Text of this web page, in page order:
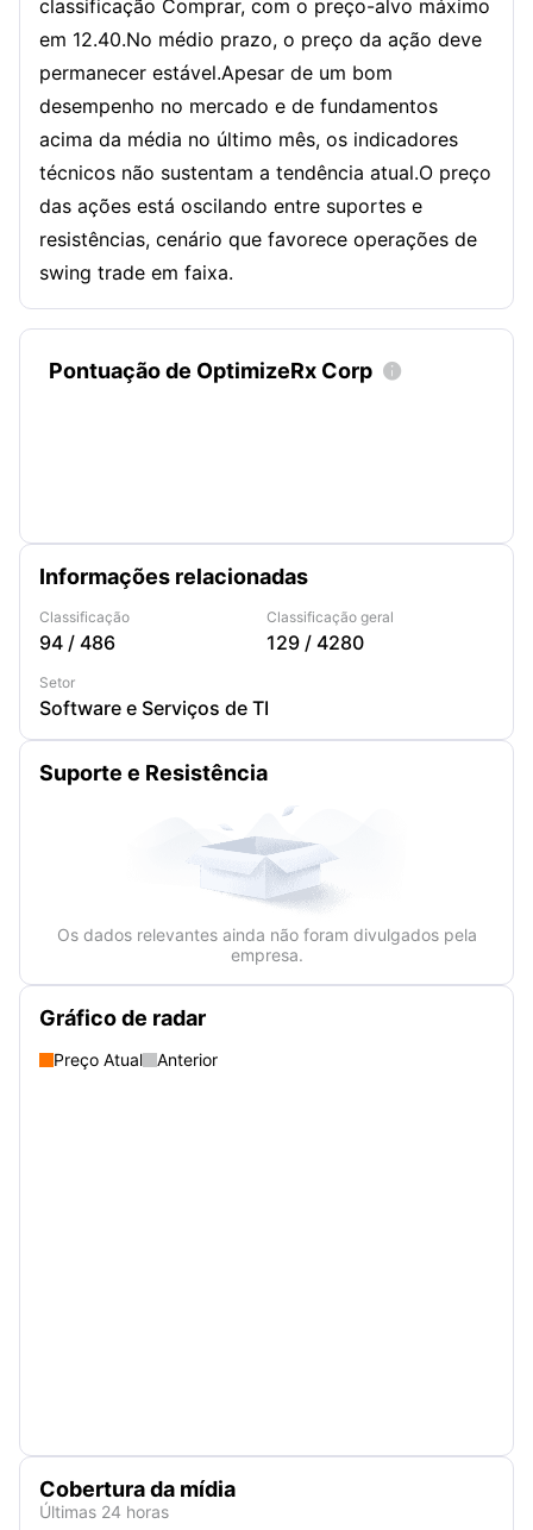
classificação Comprar, com o preço-alvo máximo
em 12.40.No médio prazo, o preço da ação deve
permanecer estável.Apesar de um bom
desempenho no mercado e de fundamentos
acima da média no último mês, os indicadores
técnicos não sustentam a tendência atual.O preço
das ações está oscilando entre suportes e
resistências, cenário que favorece operações de
swing trade em faixa.
Pontuação de OptimizeRx Corp 
Informações relacionadas
Classificação
94 / 486
Classificação geral
129 / 4280
Setor
Software e Serviços de TI
Suporte e Resistência
Os dados relevantes ainda não foram divulgados pela
empresa.
Gráfico de radar
Preço Atual Anterior
Cobertura da mídia
Últimas 24 horas